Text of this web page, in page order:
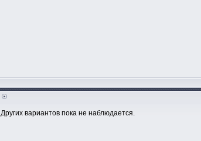
Других вариантов пока не наблюдается.